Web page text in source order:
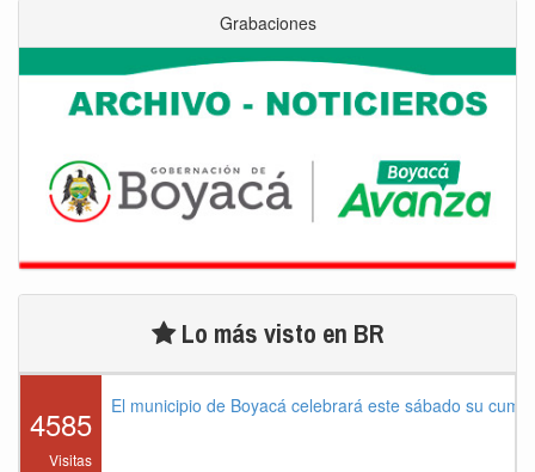
Grabaciones
Lo más visto en BR
4585
Visitas
El municipio de Boyacá celebrará este sábado su